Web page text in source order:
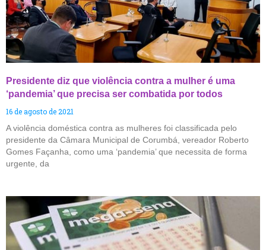
Presidente diz que violência contra a mulher é uma
‘pandemia’ que precisa ser combatida por todos
16 de agosto de 2021
A violência doméstica contra as mulheres foi classificada pelo
presidente da Câmara Municipal de Corumbá, vereador Roberto
Gomes Façanha, como uma ‘pandemia’ que necessita de forma
urgente, da